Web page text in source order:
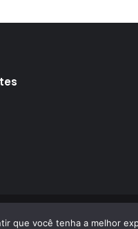
reservados |
que você tenha a melhor